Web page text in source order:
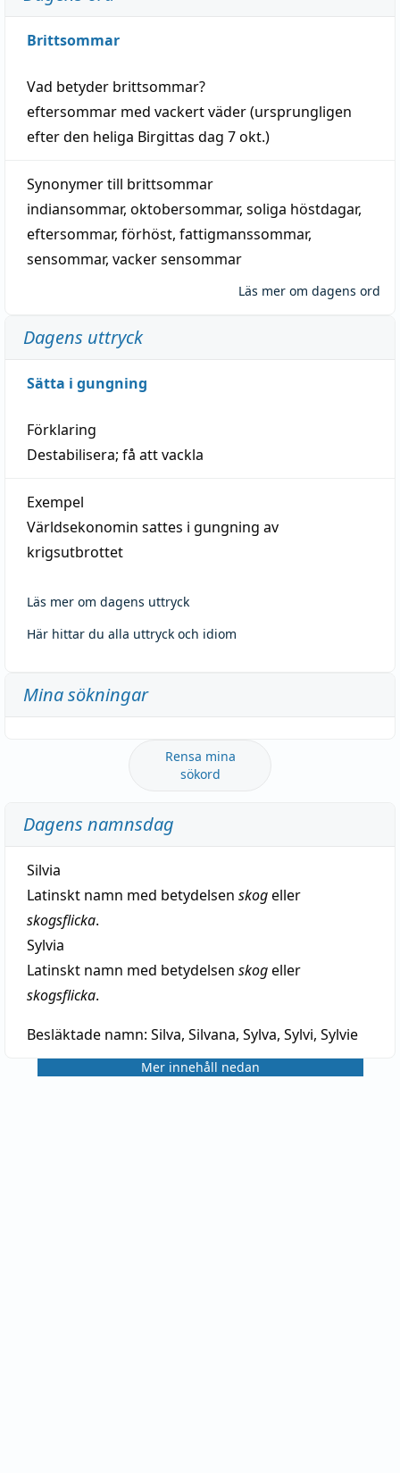
Brittsommar
Vad betyder brittsommar?
eftersommar med vackertväder(ursprungligen
efter den heliga Birgittas dag 7 okt.)
Synonymer till brittsommar
indiansommar, oktobersommar, soliga höstdagar,
eftersommar, förhöst, fattigmanssommar,
sensommar, vacker sensommar
Läs mer om dagens ord
Dagens uttryck
Sätta i gungning
Förklaring
Destabilisera; få att vackla
Exempel
Världsekonomin sattes i gungning av
krigsutbrottet
Läs mer om dagens uttryck
Här hittar du alla uttryck och idiom
Mina sökningar
Rensa mina
sökord
Dagens namnsdag
Silvia
Latinskt namn med betydelsen skogeller
skogsflicka.
Sylvia
Latinskt namn med betydelsen skogeller
skogsflicka.
Besläktade namn: Silva, Silvana, Sylva, Sylvi, Sylvie
Mer innehåll nedan